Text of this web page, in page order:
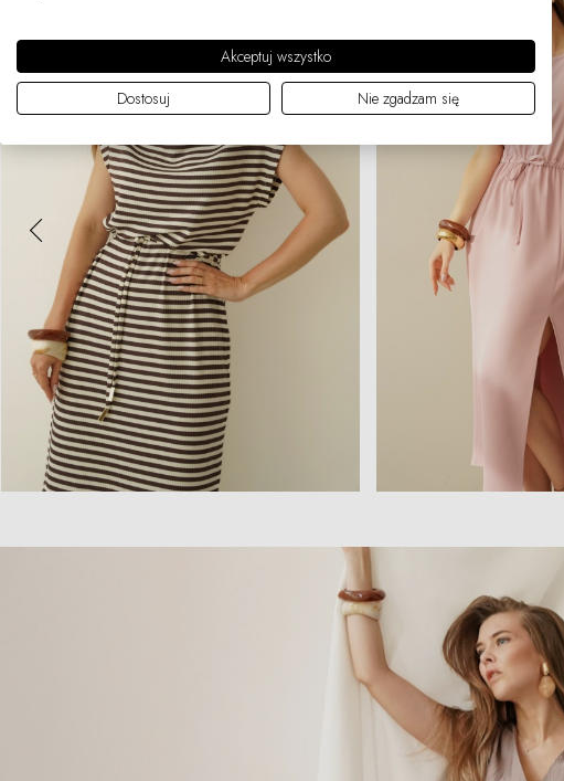
359,90PLN 389,90PLN
Akceptuj wszystko
Dostosuj
Nie zgadzam się